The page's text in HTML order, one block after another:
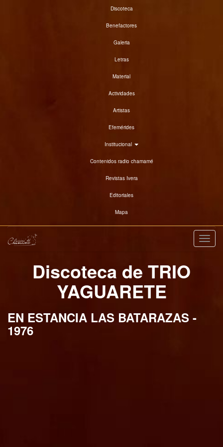
Discoteca
Benefactores
Galeria
Letras
Material
Actividades
Artistas
Efemérides
Institucional
Contenidos radio chamamé
Revistas Ivera
Editoriales
Mapa
Discoteca de TRIO
YAGUARETE
EN ESTANCIA LAS BATARAZAS -
1976